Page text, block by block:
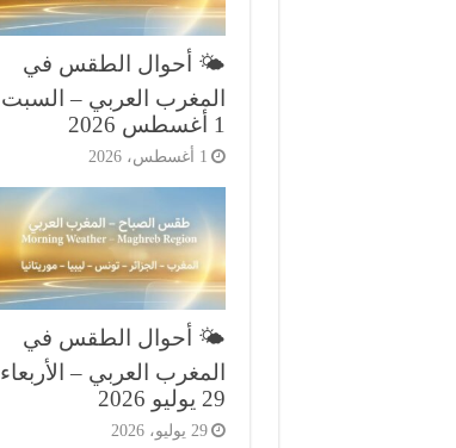
🌤️ أحوال الطقس في
المغرب العربي – السبت
1 أغسطس 2026
1 أغسطس، 2026
🌤️ أحوال الطقس في
المغرب العربي – الأربعاء
29 يوليو 2026
29 يوليو، 2026